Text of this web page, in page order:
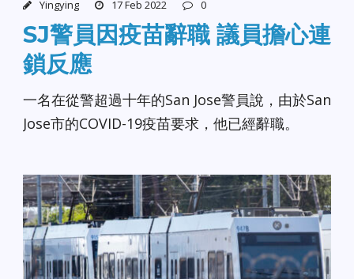
Yingying 17 Feb 2022 0
SJ警員因疫苗辭職 議員擔心連
鎖反應
一名在從警超過十年的San Jose警員說，由於San
Jose市的COVID-19疫苗要求，他已經辭職。